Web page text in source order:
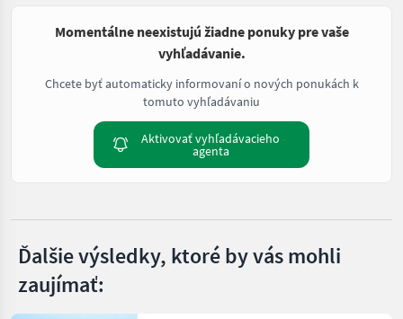
Momentálne neexistujú žiadne ponuky pre vaše
vyhľadávanie.
Chcete byť automaticky informovaní o nových ponukách k
tomuto vyhľadávaniu
Aktivovať vyhľadávacieho
agenta
Ďalšie výsledky, ktoré by vás mohli
zaujímať: